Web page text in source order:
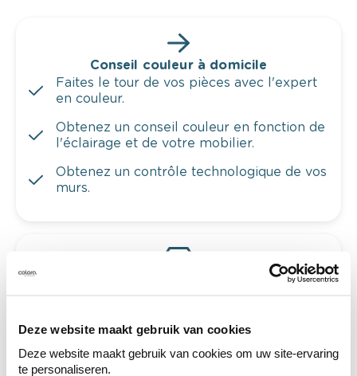
Deze website maakt gebruik van cookies
Deze website maakt gebruik van cookies om uw site-ervaring
te personaliseren.
Conseil couleur à domicile
Faites le tour de vos pièces avec l'expert
en couleur.
Obtenez un conseil couleur en fonction de
l'éclairage et de votre mobilier.
Obtenez un contrôle technologique de vos
murs.
Voyez votre couleur en magasin
votre couleur.